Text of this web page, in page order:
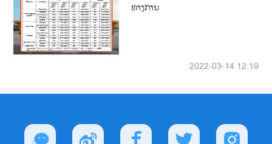
ທາງການ
2022-03-14 12:19